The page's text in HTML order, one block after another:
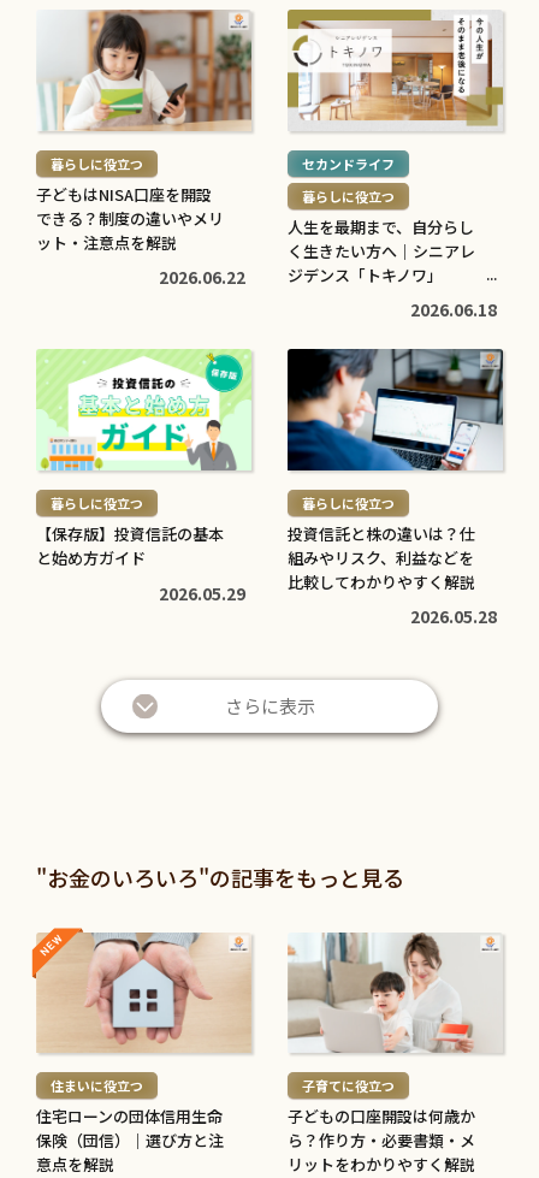
2026.05.28 2026.05.21
続
き
を
読
む
> 子育てに役立つ
高校生でも口座開設でき
2026.05.12
続
き
を
読
む
>住まいに役立つ
住宅ローン中に転職しても
意点・対処法を解説
2026.04.20
を
読
む
> 暮らしに役立つ
子どもはNISA口座を開設
できる？制度の違いやメリ
ット・注意点を解説
2026.06.22
続
き
を
読
む
> セカンドライフ
暮らしに役立つ
人生を最期まで、自分らし
く生きたい方へ｜シニアレ
ジデンス「トキノワ」
2026.06.18
続
き
を
読
む
> 暮らしに役立つ
【保存版】投資信託の基本
と始め方ガイド
2026.05.29
き
を
読
む
> 暮らしに役立つ
投資信託と株の違いは？仕
組みやリスク、利益などを
比較してわかりやすく解説
2026.05.28
さらに表示
"お金のいろいろ"の記事をもっと見る
続
き
む
>
NEW
NEW
住まいに役立つ
住宅ローンの団体信用生命
保険（団信）｜選び方と注
意点を解説
続
き
を
読
む
> 子育てに役立つ
子どもの口座開設は何歳か
ら？作り方・必要書類・メ
リットをわかりやすく解説